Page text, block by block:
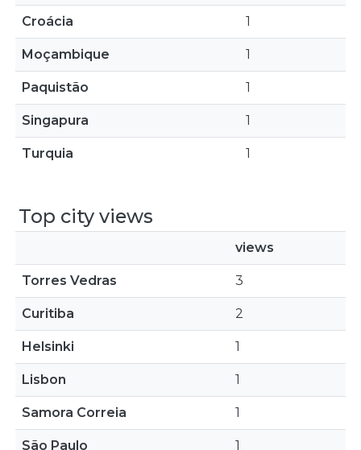
Croácia 1
Moçambique 1
Paquistão 1
Singapura 1
Turquia 1
Top city views
views
Torres Vedras 3
Curitiba 2
Helsinki 1
Lisbon 1
Samora Correia 1
São Paulo 1